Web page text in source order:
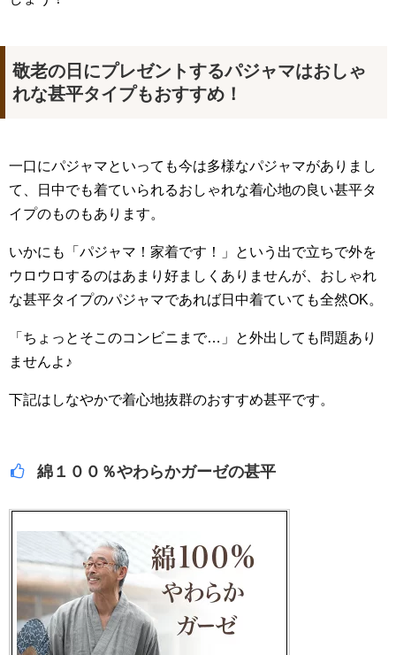
敬老の日にプレゼントするパジャマはおしゃ
れな甚平タイプもおすすめ！
一口にパジャマといっても今は多様なパジャマがありまし
て、日中でも着ていられるおしゃれな着心地の良い甚平タ
イプのものもあります。
いかにも「パジャマ！家着です！」という出で立ちで外を
ウロウロするのはあまり好ましくありませんが、おしゃれ
な甚平タイプのパジャマであれば日中着ていても全然OK。
「ちょっとそこのコンビニまで…」と外出しても問題あり
ませんよ♪
下記はしなやかで着心地抜群のおすすめ甚平です。
綿１００％やわらかガーゼの甚平